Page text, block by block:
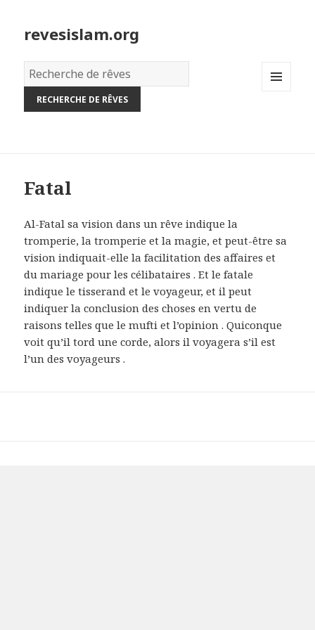
revesislam.org
Dictionnaire
des
rêves:
Fatal
Al-Fatal sa vision dans un rêve indique la
tromperie, la tromperie et la magie, et peut-être sa
vision indiquait-elle la facilitation des affaires et
du mariage pour les célibataires . Et le fatale
indique le tisserand et le voyageur, et il peut
indiquer la conclusion des choses en vertu de
raisons telles que le mufti et l’opinion . Quiconque
voit qu’il tord une corde, alors il voyagera s’il est
l’un des voyageurs .